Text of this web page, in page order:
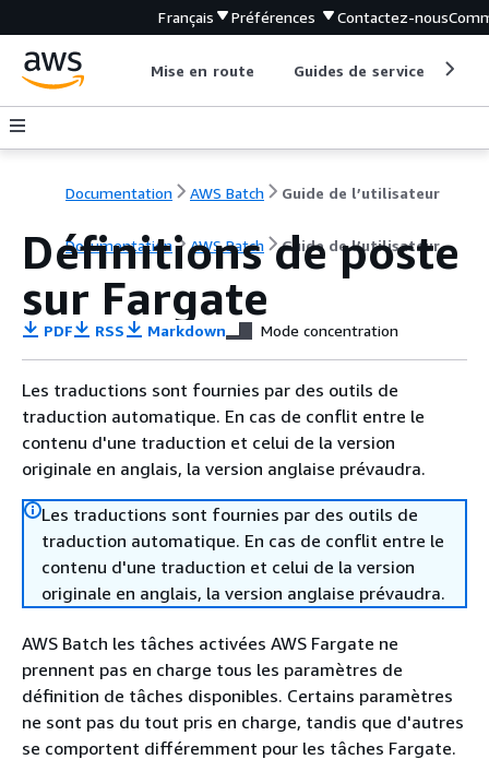
Français Préférences Contactez-nous
Mise en route Guides de service
Documentation AWS Batch Guide de l’utilisateur
Documentation AWS Batch Guide de l’utilisateur
Définitions de poste
sur Fargate
PDF RSS Markdown Mode concentration
Les traductions sont fournies par des outils de
traduction automatique. En cas de conflit entre le
contenu d'une traduction et celui de la version
originale en anglais, la version anglaise prévaudra.
Les traductions sont fournies par des outils de
traduction automatique. En cas de conflit entre le
contenu d'une traduction et celui de la version
originale en anglais, la version anglaise prévaudra.
AWS Batch les tâches activées AWS Fargate ne
prennent pas en charge tous les paramètres de
définition de tâches disponibles. Certains paramètres
ne sont pas du tout pris en charge, tandis que d'autres
se comportent différemment pour les tâches Fargate.